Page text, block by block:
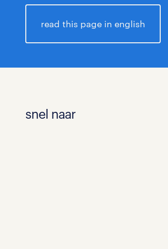
read this page in english
snel naar